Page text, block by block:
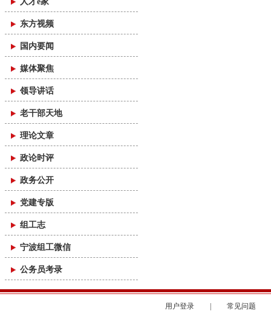
东方视频
国内要闻
媒体聚焦
领导讲话
老干部天地
理论文章
政论时评
政务公开
党建专版
组工志
宁波组工微信
公务员考录
用户登录 常见问题